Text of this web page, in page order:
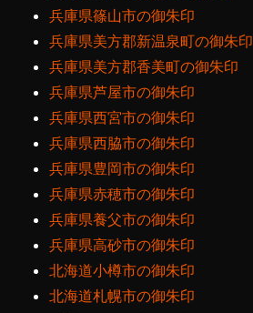
兵庫県篠山市の御朱印
兵庫県美方郡新温泉町の御朱印
兵庫県美方郡香美町の御朱印
兵庫県芦屋市の御朱印
兵庫県西宮市の御朱印
兵庫県西脇市の御朱印
兵庫県豊岡市の御朱印
兵庫県赤穂市の御朱印
兵庫県養父市の御朱印
兵庫県高砂市の御朱印
北海道小樽市の御朱印
北海道札幌市の御朱印